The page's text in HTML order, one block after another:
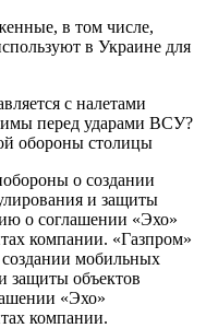
в том числе,
в Украине для
с налетами
перед ударами ВСУ?
обороны столицы
о создании
и защиты
о соглашении «Эхо»
компании. «Газпром»
мобильных
защиты объектов
«Эхо»
компании.